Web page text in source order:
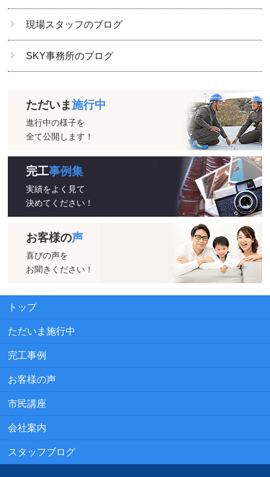
現場スタッフのブログ
SKY事務所のブログ
ただいま施行中
進行中の様子を
全て公開します！
完工事例集
実績をよく見て
決めてください！
お客様の声
喜びの声を
お聞きください！
トップ
ただいま施行中
完工事例
お客様の声
市民講座
会社案内
スタッフブログ